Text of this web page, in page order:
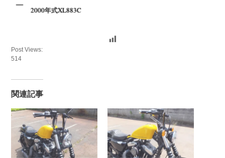
2000年式XL883C
Post Views:
514
関連記事